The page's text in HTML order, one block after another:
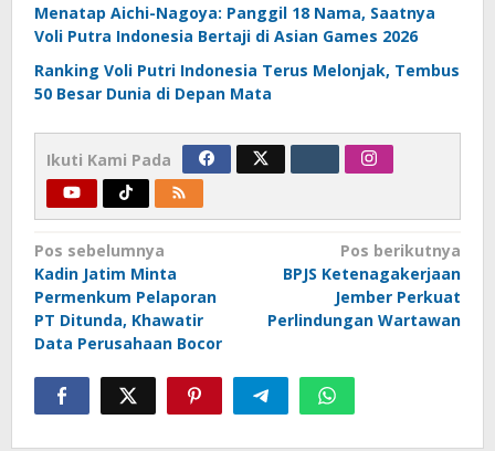
Menatap Aichi-Nagoya: Panggil 18 Nama, Saatnya
Voli Putra Indonesia Bertaji di Asian Games 2026
Ranking Voli Putri Indonesia Terus Melonjak, Tembus
50 Besar Dunia di Depan Mata
Ikuti Kami Pada
Navigasi
pos
Pos sebelumnya
Kadin Jatim Minta
Permenkum Pelaporan
PT Ditunda, Khawatir
Data Perusahaan Bocor
Pos berikutnya
BPJS Ketenagakerjaan
Jember Perkuat
Perlindungan Wartawan